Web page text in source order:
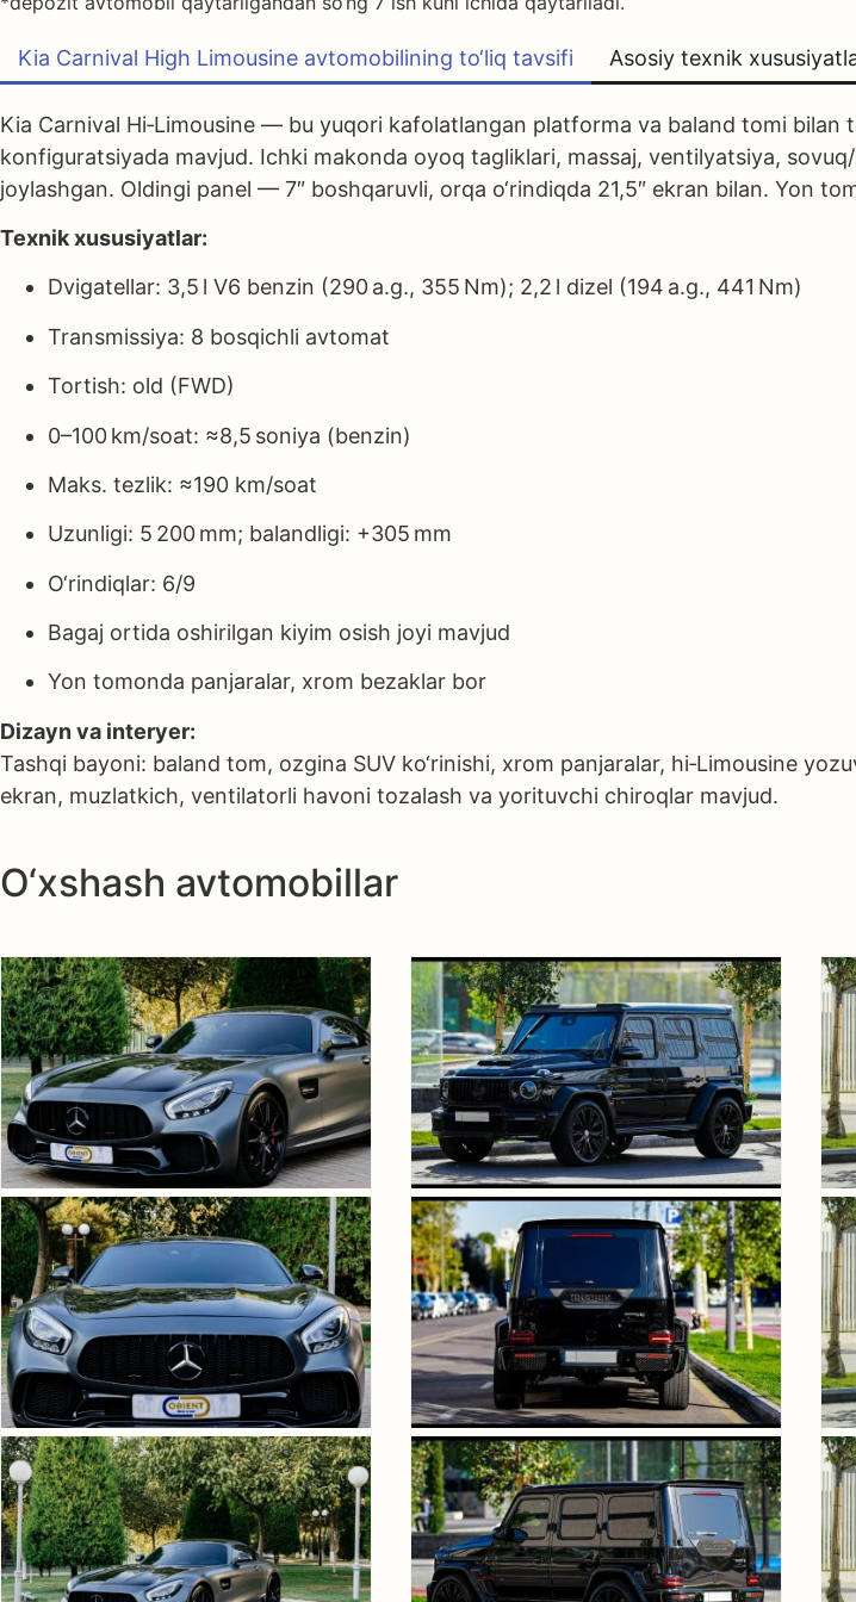
Kia Carnival High Limousine avtomobilining to‘liq tavsifi Asosiy texnik
Kia Carnival Hi‑Limousine — bu yuqori kafolatlangan platforma va baland tomi bilan
konfiguratsiyada mavjud. Ichki makonda oyoq tagliklari, massaj, ventilyatsiya,
joylashgan. Oldingi panel — 7″ boshqaruvli, orqa o‘rindiqda 21,5″ ekran bilan. Yon
Texnik xususiyatlar:
Dvigatellar: 3,5 l V6 benzin (290 a.g., 355 Nm); 2,2 l dizel (194 a.g., 441 Nm)
Transmissiya: 8 bosqichli avtomat
Tortish: old (FWD)
0–100 km/soat: ≈8,5 soniya (benzin)
Maks. tezlik: ≈190 km/soat
Uzunligi: 5 200 mm; balandligi: +305 mm
O‘rindiqlar: 6/9
Bagaj ortida oshirilgan kiyim osish joyi mavjud
Yon tomonda panjaralar, xrom bezaklar bor
Dizayn va interyer:
Tashqi bayoni: baland tom, ozgina SUV ko‘rinishi, xrom panjaralar, hi‑Limousine
ekran, muzlatkich, ventilatorli havoni tozalash va yorituvchi chiroqlar mavjud.
O‘xshash avtomobillar